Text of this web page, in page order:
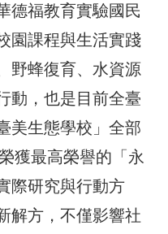
德福教育實驗國民
園課程與生活實踐
野蜂復育、水資源
動，也是目前全臺
美生態學校」全部
獲最高榮譽的「永
際研究與行動方
解方，不僅影響社